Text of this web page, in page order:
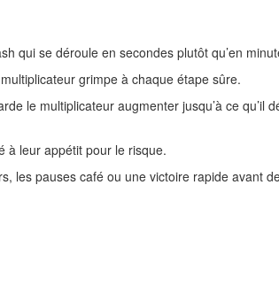
qui se déroule en secondes plutôt qu’en
grimpe à chaque étape sûre.
le multiplicateur augmenter jusqu’à ce qu’il
à leur appétit pour le risque.
les pauses café ou une victoire rapide avant